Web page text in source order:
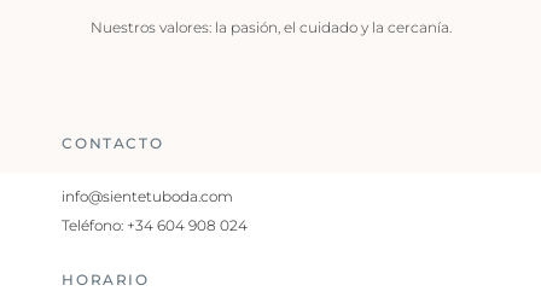
Nuestros valores: la pasión, el cuidado y la cercanía.
CONTACTO
info@sientetuboda.com
Teléfono: +34 604 908 024
HORARIO